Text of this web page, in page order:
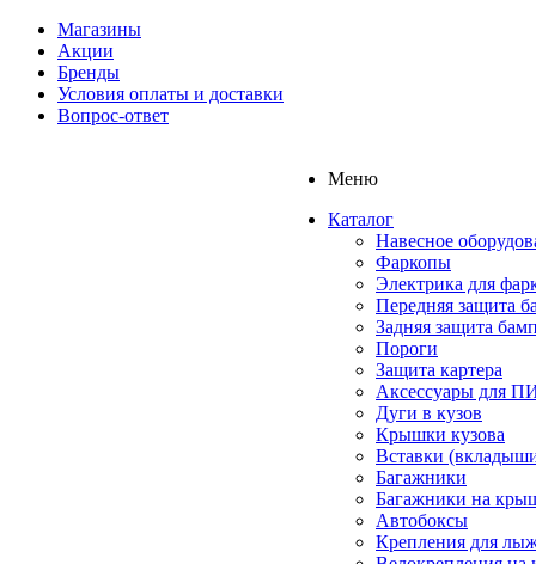
Магазины
Акции
Бренды
Условия оплаты и доставки
Вопрос-ответ
Меню
Каталог
Навесное
Фаркопы
Электрика для
Передняя защита
Задняя защита
Пороги
Защита картера
Аксессуары для
Дуги в кузов
Крышки кузова
Вставки
Багажники
Багажники на
Автобоксы
Крепления для